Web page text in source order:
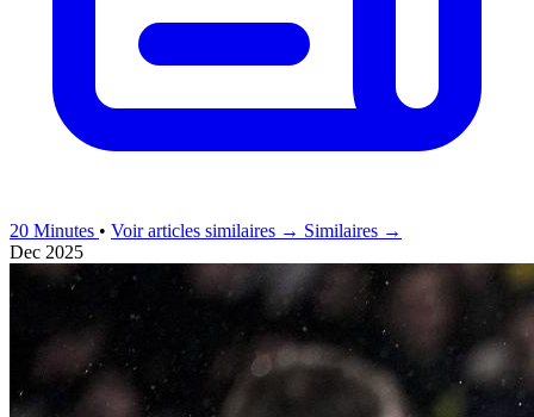
20 Minutes • Voir articles similaires → Similaires →
Dec 2025